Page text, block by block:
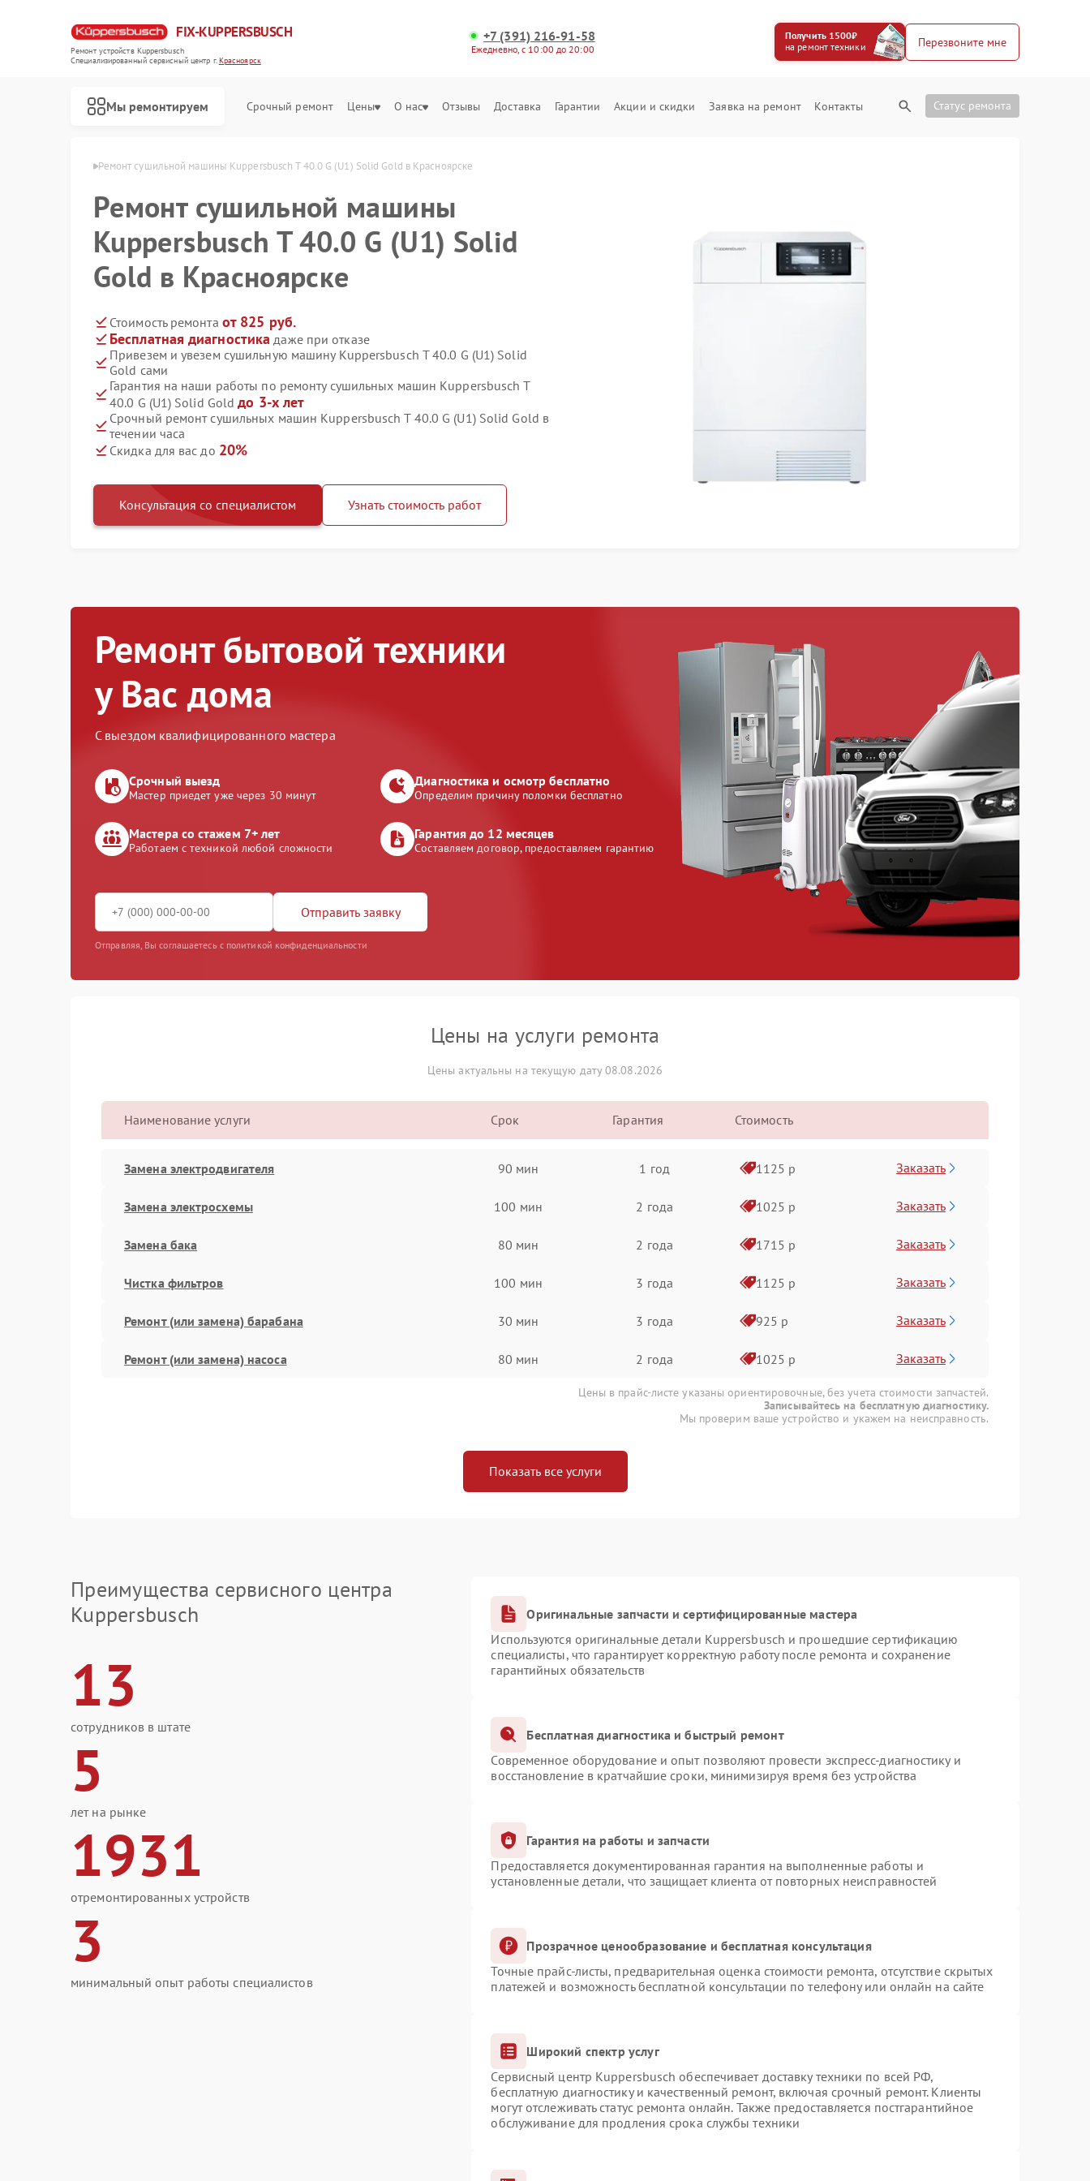
FIX-KUPPERSBUSCH
Ремонт устройств Kuppersbusch
Специализированный cервисный центр г.Красноярск
+7 (391) 216-91-58
Ежедневно, с 10:00 до 20:00
Получить 1500₽
на ремонт техники
Перезвоните мне
Мы ремонтируем Срочный ремонт Цены О нас Отзывы Доставка Гарантии Акции и скидки Заявка на ремонт Контакты Статус ремонта
Ремонт сушильной машины Kuppersbusch T 40.0 G (U1) Solid Gold в Красноярске
Ремонт сушильной машины
Kuppersbusch T 40.0 G (U1) Solid
Gold в Красноярске
Стоимость ремонта от 825 руб.
Бесплатная диагностика даже при отказе
Привезем и увезем сушильную машину Kuppersbusch T 40.0 G (U1) Solid
Gold сами
Гарантия на наши работы по ремонту сушильных машин Kuppersbusch T
40.0 G (U1) Solid Goldдо 3-х лет
Срочный ремонт сушильных машин Kuppersbusch T 40.0 G (U1) Solid Gold в
течении часа
Скидка для вас до 20%
Консультация со специалистом Узнать стоимость работ
Ремонт бытовой техники
у Вас дома
С выездом квалифицированного мастера
Срочный выезд
Мастер приедет уже через 30 минут
Диагностика и осмотр бесплатно
Определим причину поломки бесплатно
Мастера со стажем 7+ лет
Работаем с техникой любой сложности
Гарантия до 12 месяцев
Составляем договор, предоставляем гарантию
Отправить заявку
Отправляя, Вы соглашаетесь с политикой конфиденциальности
Цены на услуги ремонта
Цены актуальны на текущую дату 08.08.2026
Наименование услуги Срок Гарантия Стоимость
Замена электродвигателя 90 мин 1 год 1125 р Заказать
Замена электросхемы 100 мин 2 года 1025 р Заказать
Замена бака 80 мин 2 года 1715 р Заказать
Чистка фильтров 100 мин 3 года 1125 р Заказать
Ремонт (или замена) барабана 30 мин 3 года 925 р Заказать
Ремонт (или замена) насоса 80 мин 2 года 1025 р Заказать
Цены в прайс-листе указаны ориентировочные, без учета стоимости запчастей.
Записывайтесь на бесплатную диагностику.
Мы проверим ваше устройство и укажем на неисправность.
Показать все услуги
Преимущества сервисного центра
Kuppersbusch
13
сотрудников в штате
5
лет на рынке
1931
отремонтированных устройств
3
минимальный опыт работы специалистов
Оригинальные запчасти и сертифицированные мастера
Используются оригинальные детали Kuppersbusch и прошедшие сертификацию
специалисты, что гарантирует корректную работу после ремонта и сохранение
гарантийных обязательств
Бесплатная диагностика и быстрый ремонт
Современное оборудование и опыт позволяют провести экспресс-диагностику и
восстановление в кратчайшие сроки, минимизируя время без устройства
Гарантия на работы и запчасти
Предоставляется документированная гарантия на выполненные работы и
установленные детали, что защищает клиента от повторных неисправностей
Прозрачное ценообразование и бесплатная консультация
Точные прайс-листы, предварительная оценка стоимости ремонта, отсутствие скрытых
платежей и возможность бесплатной консультации по телефону или онлайн на сайте
Широкий спектр услуг
Сервисный центр Kuppersbusch обеспечивает доставку техники по всей РФ,
бесплатную диагностику и качественный ремонт, включая срочный ремонт. Клиенты
могут отслеживать статус ремонта онлайн. Также предоставляется постгарантийное
обслуживание для продления срока службы техники